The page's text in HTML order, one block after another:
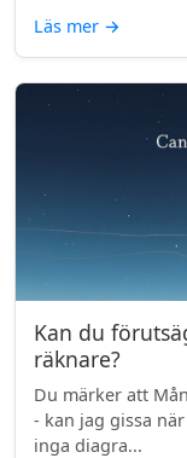
Läs mer →
Kan du
räknare?
Du märker att
- kan jag gissa
inga diagra...